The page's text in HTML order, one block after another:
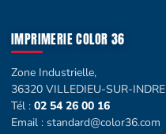
IMPRIMERIE COLOR 36
Zone Industrielle,
36320 VILLEDIEU-SUR-INDRE
Tél : 02 54 26 00 16
Email : standard@color36.com